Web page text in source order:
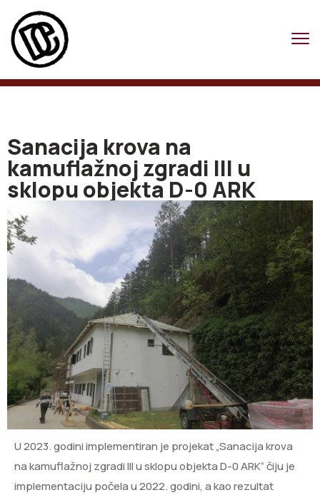
Sanacija krova na
kamuflažnoj zgradi III u
sklopu objekta D-0 ARK
U 2023. godini implementiran je projekat „Sanacija krova
na kamuflažnoj zgradi III u sklopu objekta D-0 ARK“ čiju je
implementaciju počela u 2022. godini, a kao rezultat